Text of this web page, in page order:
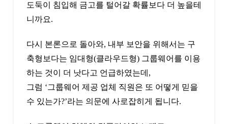
도둑이 침입해 금고를 털어갈 확률보다 더 높을테
니까요.
다시 본론으로 돌아와, 내부 보안을 위해서는 구
축형보다는 임대형(클라우드형) 그룹웨어를 이용
하는 것이 더 낫다고 언급하였는데,
그럼 ‘그룹웨어 제공 업체 직원은 또 어떻게 믿을
수 있는가?’라는 의문에 사로잡히게 됩니다.